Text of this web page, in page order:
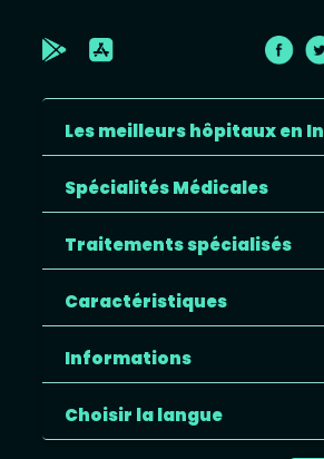
Les meilleurs hôpitaux en
Spécialités Médicales
Traitements spécialisés
Caractéristiques
Informations
Choisir la langue